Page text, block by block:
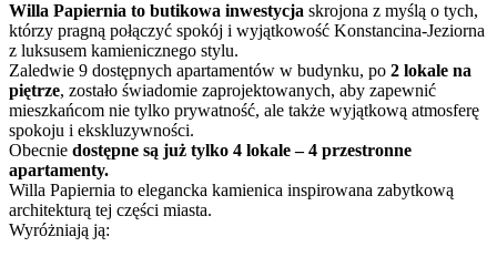
Willa Papiernia to butikowa inwestycja skrojona z myślą o tych,
którzy pragną połączyć spokój i wyjątkowość Konstancina-Jeziorna
z luksusem kamienicznego stylu.
Zaledwie 9 dostępnych apartamentów w budynku, po 2 lokale na
piętrze, zostało świadomie zaprojektowanych, aby zapewnić
mieszkańcom nie tylko prywatność, ale także wyjątkową atmosferę
spokoju i ekskluzywności.
Obecnie dostępne są już tylko 4 lokale – 4 przestronne
apartamenty.
Willa Papiernia to elegancka kamienica inspirowana zabytkową
architekturą tej części miasta.
Wyróżniają ją: